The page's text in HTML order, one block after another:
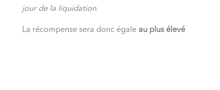
jour de la liquidation.
La récompense sera donc égale au plus élevé